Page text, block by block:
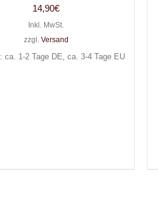
14,90€
Inkl. MwSt.
zzgl. Versand
ca. 1-2 Tage DE, ca. 3-4 Tage EU